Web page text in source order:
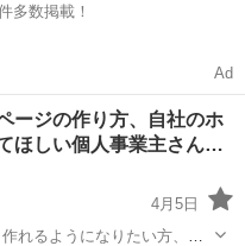
多数掲載！
Ad
ージの作り方、自社のホ
ほしい個人事業主さん…
4月5日
れるようになりたい方、ホ